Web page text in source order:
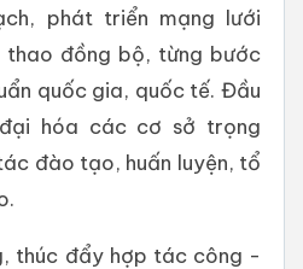
phát triển mạng lưới
đồng bộ, từng bước
quốc gia, quốc tế. Đầu
hóa các cơ sở trọng
đào tạo, huấn luyện, tổ
thúc đẩy hợp tác công -